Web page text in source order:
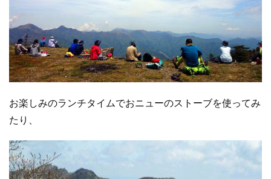
お楽しみのランチタイムでおニューのストーブを使ってみ
たり、